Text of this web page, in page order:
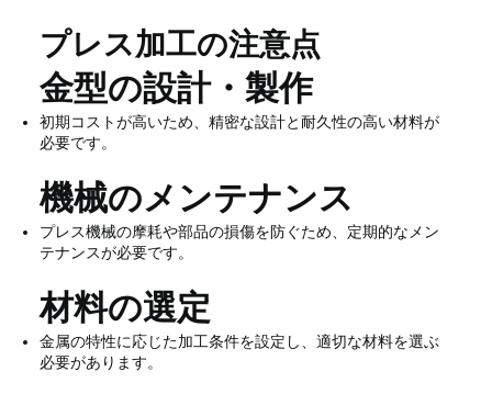
プレス加工の注意点
金型の設計・製作
初期コストが高いため、精密な設計と耐久性の高い材料が
必要です。
機械のメンテナンス
プレス機械の摩耗や部品の損傷を防ぐため、定期的なメン
テナンスが必要です。
材料の選定
金属の特性に応じた加工条件を設定し、適切な材料を選ぶ
必要があります。